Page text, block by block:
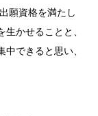
願資格を満たし
かせることと、
できると思い、